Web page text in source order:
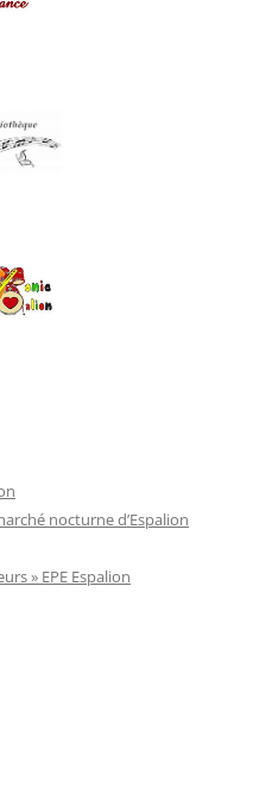
nocturne d’Espalion
» EPE Espalion